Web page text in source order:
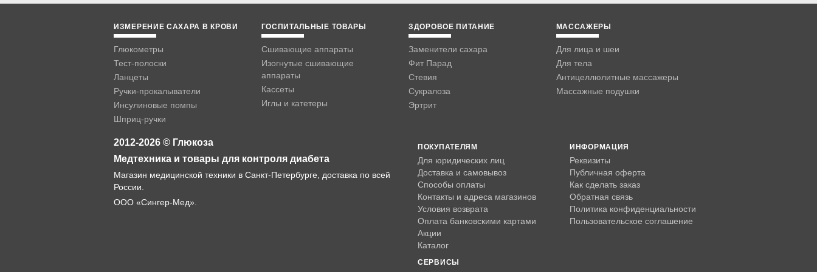
ИЗМЕРЕНИЕ САХАРА В КРОВИ
Глюкометры
Тест-полоски
Ланцеты
Ручки-прокалыватели
Инсулиновые помпы
Шприц-ручки
ГОСПИТАЛЬНЫЕ ТОВАРЫ
Сшивающие аппараты
Изогнутые сшивающие
аппараты
Кассеты
Иглы и катетеры
ЗДОРОВОЕ ПИТАНИЕ
Заменители сахара
Фит Парад
Стевия
Сукралоза
Эртрит
МАССАЖЕРЫ
Для лица и шеи
Для тела
Антицеллюлитные массажеры
Массажные подушки
2012-2026 © Глюкоза
Медтехника и товары для контроля диабета
Магазин медицинской техники в Санкт-Петербурге, доставка по всей
России.
ООО «Сингер-Мед».
ПОКУПАТЕЛЯМ
Для юридических лиц
Доставка и самовывоз
Способы оплаты
Контакты и адреса магазинов
Условия возврата
Оплата банковскими картами
Акции
Каталог
СЕРВИСЫ
ИНФОРМАЦИЯ
Реквизиты
Публичная оферта
Как сделать заказ
Обратная связь
Политика конфиденциальности
Пользовательское соглашение